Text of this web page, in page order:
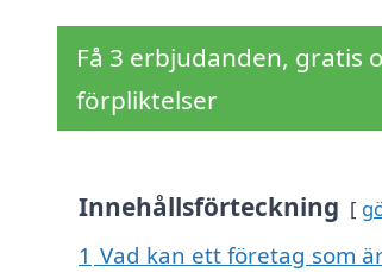
Få 3 erbjudanden, gratis
förpliktelser
Innehållsförteckning
1 Vad kan ett företag som